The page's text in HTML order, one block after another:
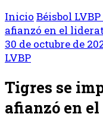
Inicio Béisbol LVBP
afianzó en el
30 de octubre de
LVBP
Tigres se
afianzó en